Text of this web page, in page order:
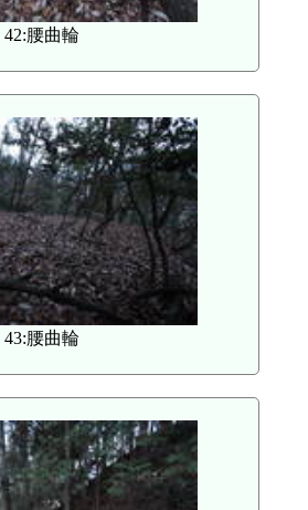
42:腰曲輪
43:腰曲輪